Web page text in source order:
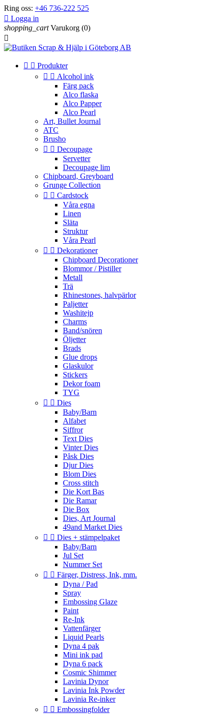
Ring oss: +46 736-222 525
 Logga in
shopping_cart Varukorg (0)

  Produkter
  Alcohol ink
Färg pack
Alco flaska
Alco Papper
Alco Pearl
Art, Bullet Journal
ATC
Brusho
  Decoupage
Servetter
Decoupage lim
Chipboard, Greyboard
Grunge Collection
  Cardstock
Våra egna
Linen
Släta
Struktur
Våra Pearl
  Dekorationer
Chipboard Decorationer
Blommor / Pistiller
Metall
Trä
Rhinestones, halvpärlor
Paljetter
Washitejp
Charms
Band/snören
Öljetter
Brads
Glue drops
Glaskulor
Stickers
Dekor foam
TYG
  Dies
Baby/Barn
Alfabet
Siffror
Text Dies
Vinter Dies
Påsk Dies
Djur Dies
Blom Dies
Cross stitch
Die Kort Bas
Die Ramar
Die Box
Dies, Art Journal
49and Market Dies
  Dies + stämpelpaket
Baby/Barn
Jul Set
Nummer Set
  Färger, Distress, Ink, mm.
Dyna / Pad
Spray
Embossing Glaze
Paint
Re-Ink
Vattenfärger
Liquid Pearls
Dyna 4 pak
Mini ink pad
Dyna 6 pack
Cosmic Shimmer
Lavinia Dynor
Lavinia Ink Powder
Lavinia Re-inker
  Embossingfolder